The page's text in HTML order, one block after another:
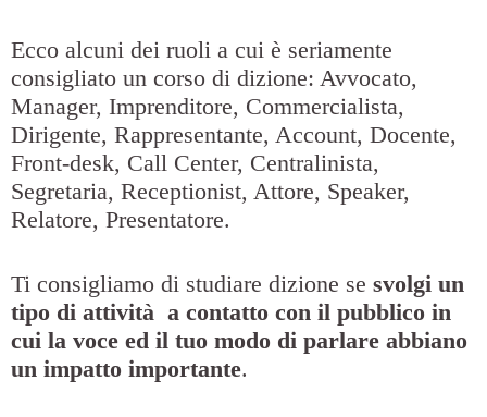
Ecco alcuni dei ruoli a cui è seriamente
consigliato un corso di dizione: Avvocato,
Manager, Imprenditore, Commercialista,
Dirigente, Rappresentante, Account, Docente,
Front-desk, Call Center, Centralinista,
Segretaria, Receptionist, Attore, Speaker,
Relatore, Presentatore.
Ti consigliamo di studiare dizione se svolgi un
tipo di attività a contatto con il pubblico in
cui la voce ed il tuo modo di parlare abbiano
un impatto importante.